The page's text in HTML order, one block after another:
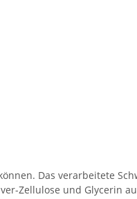
Das verarbeitete
Zellulose und Glycerin